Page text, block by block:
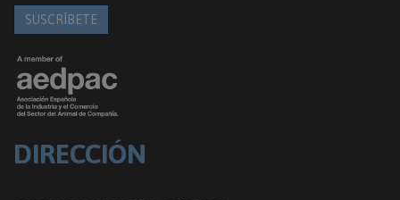
SUSCRÍBETE
DIRECCIÓN